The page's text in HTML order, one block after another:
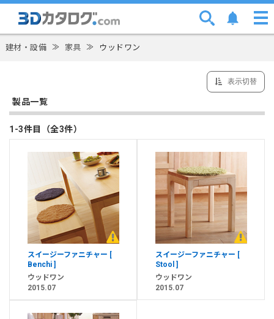
建材・設備 ≫ 家具 ≫ ウッドワン
表示切替
製品一覧
1-3件目（全3件）
スイージーファニチャー [
Benchi ]
ウッドワン
2015.07
スイージーファニチャー [
Stool ]
ウッドワン
2015.07